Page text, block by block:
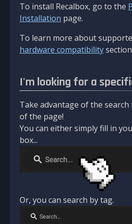
To install Recalbox, go to the
Installation page.
To learn more about
hardware compatibility
I'm looking for a
Take advantage of the
of the page!
You can either simply fill in
box...
Or, you can search by tag.